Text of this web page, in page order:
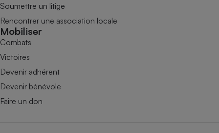
Soumettre un litige
Rencontrer une association locale
Mobiliser
Combats
Victoires
Devenir adhérent
Devenir bénévole
Faire un don